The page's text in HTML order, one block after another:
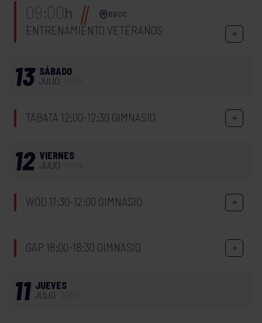
09:00h RGCC
ENTRENAMIENTO VETERANOS
13 SÁBADO
JULIO
TÁBATA 12:00-12:30 GIMNASIO
12 VIERNES
JULIO
WOD 11:30-12:00 GIMNASIO
GAP 18:00-18:30 GIMNASIO
11 JUEVES
JULIO